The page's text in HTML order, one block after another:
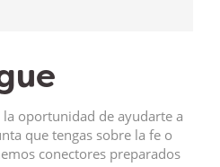
oportunidad de ayudarte a
que tengas sobre la fe o
conectores preparados